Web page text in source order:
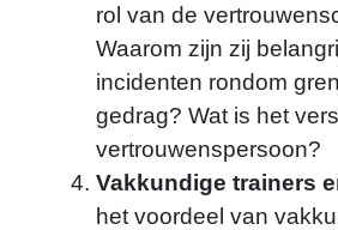
rol van de
Waarom zijn zij
incidenten rondom
gedrag? Wat is het
vertrouwenspersoon?
Vakkundige trainers
het voordeel van